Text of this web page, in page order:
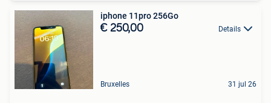
iphone 11pro 256Go
€ 250,00 Details
Bruxelles 31 jul 26